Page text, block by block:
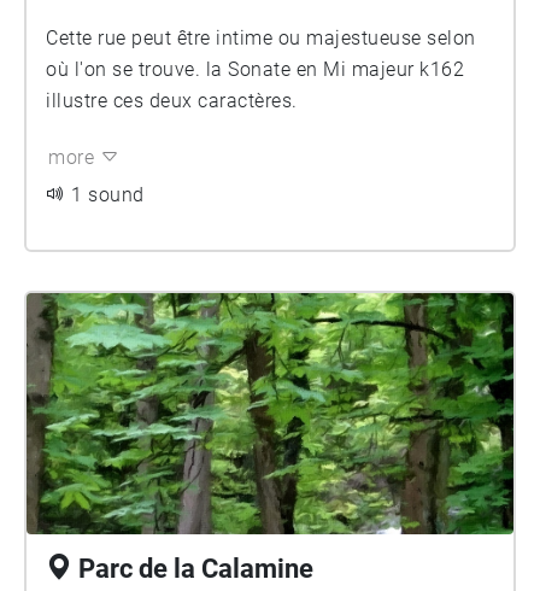
Cette rue peut être intime ou majestueuse selon
où l'on se trouve. la Sonate en Mi majeur k162
illustre ces deux caractères.
more
1 sound
Parc de la Calamine